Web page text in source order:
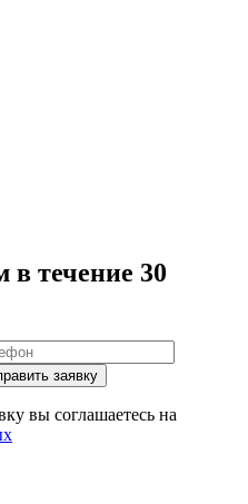
течение 30
заявку
вы соглашаетесь на